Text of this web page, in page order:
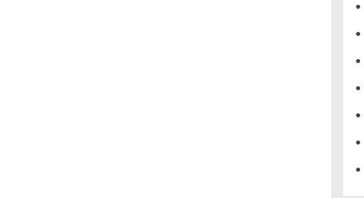
●
●
●
●
●
●
●